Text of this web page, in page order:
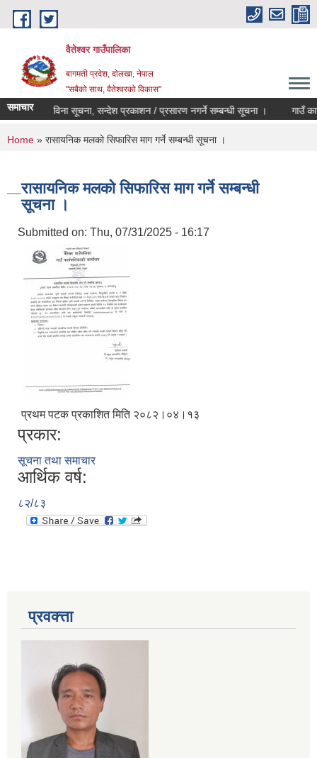
Skip to main content
वैतेश्वर गाउँपालिका
बागमती प्रदेश, दाेलखा, नेपाल
"सबैको साथ, वैतेश्वरको विकास"
समाचार
कार्यादेश विना सूचना, सन्देश प्रकाशन / प्रसारण नगर्ने सम्बन्धी सूचना । गाउँ
You are here
Home » रासायनिक मलको सिफारिस माग गर्ने सम्बन्धी सूचना ।
रासायनिक मलको सिफारिस माग गर्ने सम्बन्धी
सूचना ।
Submitted on: Thu, 07/31/2025 - 16:17
प्रथम पटक प्रकाशित मिति २०८२।०४।१३
प्रकार:
सूचना तथा समाचार
आर्थिक वर्ष:
८२/८३
प्रवक्त्ता